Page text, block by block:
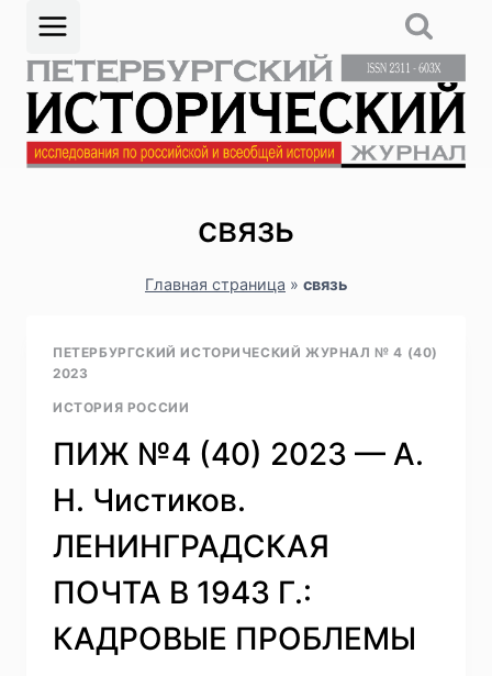
Перейти
содержимому
связь
Главная страница » связь
ПЕТЕРБУРГСКИЙ ИСТОРИЧЕСКИЙ ЖУРНАЛ № 4 (40)
2023
ИСТОРИЯ РОССИИ
ПИЖ №4 (40) 2023 — А.
Н. Чистиков.
ЛЕНИНГРАДСКАЯ
ПОЧТА В 1943 Г.:
КАДРОВЫЕ ПРОБЛЕМЫ